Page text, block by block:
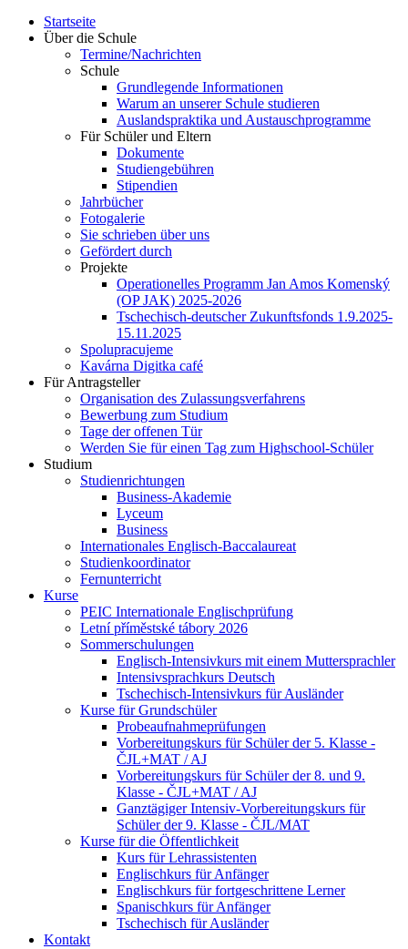
Startseite
Über die Schule
Termine/Nachrichten
Schule
Grundlegende Informationen
Warum an unserer Schule studieren
Auslandspraktika und Austauschprogramme
Für Schüler und Eltern
Dokumente
Studiengebühren
Stipendien
Jahrbücher
Fotogalerie
Sie schrieben über uns
Gefördert durch
Projekte
Operationelles Programm Jan Amos Komenský
(OP JAK) 2025-2026
Tschechisch-deutscher Zukunftsfonds 1.9.2025-
15.11.2025
Spolupracujeme
Kavárna Digitka café
Für Antragsteller
Organisation des Zulassungsverfahrens
Bewerbung zum Studium
Tage der offenen Tür
Werden Sie für einen Tag zum Highschool-Schüler
Studium
Studienrichtungen
Business-Akademie
Lyceum
Business
Internationales Englisch-Baccalaureat
Studienkoordinator
Fernunterricht
Kurse
PEIC Internationale Englischprüfung
Letní příměstské tábory 2026
Sommerschulungen
Englisch-Intensivkurs mit einem Muttersprachler
Intensivsprachkurs Deutsch
Tschechisch-Intensivkurs für Ausländer
Kurse für Grundschüler
Probeaufnahmeprüfungen
Vorbereitungskurs für Schüler der 5. Klasse -
ČJL+MAT / AJ
Vorbereitungskurs für Schüler der 8. und 9.
Klasse - ČJL+MAT / AJ
Ganztägiger Intensiv-Vorbereitungskurs für
Schüler der 9. Klasse - ČJL/MAT
Kurse für die Öffentlichkeit
Kurs für Lehrassistenten
Englischkurs für Anfänger
Englischkurs für fortgeschrittene Lerner
Spanischkurs für Anfänger
Tschechisch für Ausländer
Kontakt